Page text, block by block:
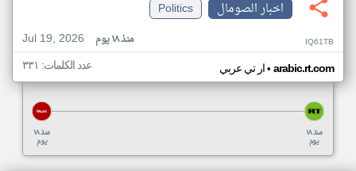
اخبار الصومال
Politics
Jul 19, 2026
منذ ١٨ يوم IQ61TB
ار تي عربي• arabic.rt.com عدد الكلمات: ٣٣١
منذ ١٨
يوم
منذ ١٨
يوم